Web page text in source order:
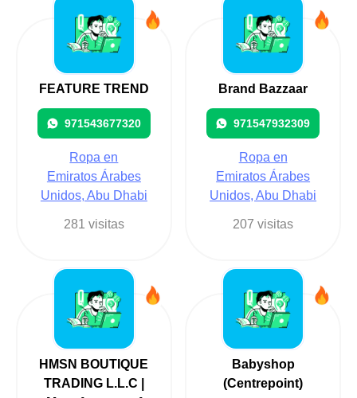
FEATURE TREND
971543677320
Ropa en
Emiratos Árabes
Unidos, Abu Dhabi
281 visitas
Brand Bazzaar
971547932309
Ropa en
Emiratos Árabes
Unidos, Abu Dhabi
207 visitas
HMSN BOUTIQUE
TRADING L.L.C |
Babyshop
(Centrepoint)